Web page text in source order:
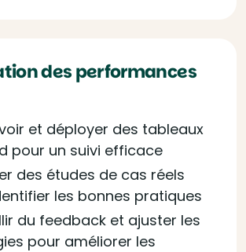
des performances
et déployer des tableaux
pour un suivi efficace
des études de cas réels
les bonnes pratiques
du feedback et ajuster les
pour améliorer les